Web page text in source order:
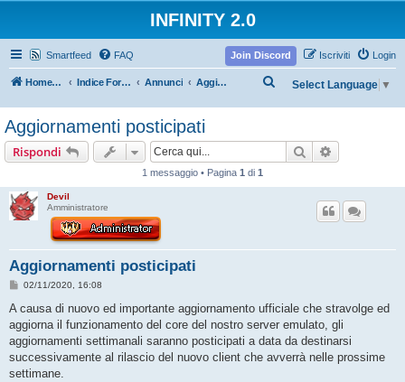
INFINITY 2.0
Smartfeed FAQ Login
Iscriviti
Join Discord
Home Infinity Indice Forum Annunci Aggiornamenti Select Language ▼
Aggiornamenti posticipati
Rispondi Cerca
1 messaggio • Pagina 1 di 1
Devil
Amministratore
Aggiornamenti posticipati
M
s
a
g
g
i
o
02/11/2020, 16:08
A causa di nuovo ed importante aggiornamento ufficiale che stravolge ed
aggiorna il funzionamento del core del nostro server emulato, gli
aggiornamenti settimanali saranno posticipati a data da destinarsi
successivamente al rilascio del nuovo client che avverrà nelle prossime
settimane.